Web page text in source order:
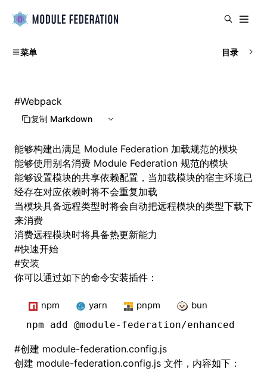
菜单 目录
#Webpack
复制 Markdown
能够构建出满足 Module Federation 加载规范的模块
能够使用别名消费 Module Federation 规范的模块
能够设置模块的共享依赖配置，当加载模块的宿主环境已
经存在对应依赖时将不会重复加载
当模块具备远程类型时将会自动把远程模块的类型下载下
来消费
消费远程模块时将具备热更新能力
#快速开始
#安装
你可以通过如下的命令安装插件：
npm yarn pnpm
bun
npm add @module-federation/enhanced
#创建 module-federation.config.js
创建 module-federation.config.js 文件，内容如下：